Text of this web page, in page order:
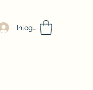
Inloggen